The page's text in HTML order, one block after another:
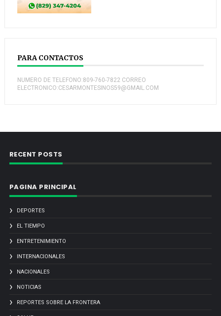
PARA CONTACTOS
NUMERO DE TELEFONO:809-760-7822 CORREO
ELECTRONICO:CESARMONTESINOS59@GMAIL.COM
RECENT POSTS
PAGINA PRINCIPAL
DEPORTES
EL TIEMPO
ENTRETENIMIENTO
INTERNACIONALES
NACIONALES
NOTICIAS
REPORTES SOBRE LA FRONTERA